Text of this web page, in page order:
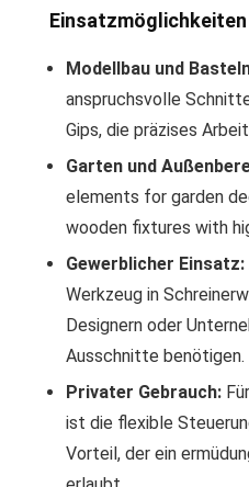
Einsatzmöglichkeiten
Modellbau und
anspruchsvolle
Gips, die präzises
Garten und
elements for garden
wooden fixtures with
Gewerblicher Einsatz:
Werkzeug in
Designern oder
Ausschnitte benötigen.
Privater Gebrauch:
ist die flexible
Vorteil, der ein